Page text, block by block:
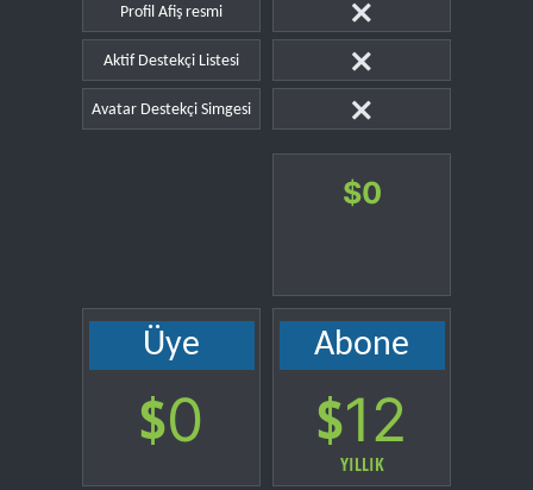
Profil Afiş resmi
Aktif Destekçi Listesi
Avatar Destekçi Simgesi
$0
Üye
$0
Abone
$12
YILLIK